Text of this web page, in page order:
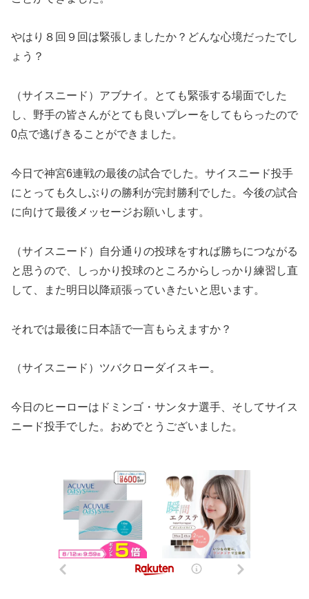
やはり８回９回は緊張しましたか？どんな心境だったでし
ょう？
（サイスニード）アブナイ。とても緊張する場面でした
し、野手の皆さんがとても良いプレーをしてもらったので
0点で逃げきることができました。
今日で神宮6連戦の最後の試合でした。サイスニード投手
にとっても久しぶりの勝利が完封勝利でした。今後の試合
に向けて最後メッセージお願いします。
（サイスニード）自分通りの投球をすれば勝ちにつながる
と思うので、しっかり投球のところからしっかり練習し直
して、また明日以降頑張っていきたいと思います。
それでは最後に日本語で一言もらえますか？
（サイスニード）ツバクローダイスキー。
今日のヒーローはドミンゴ・サンタナ選手、そしてサイス
ニード投手でした。おめでとうございました。